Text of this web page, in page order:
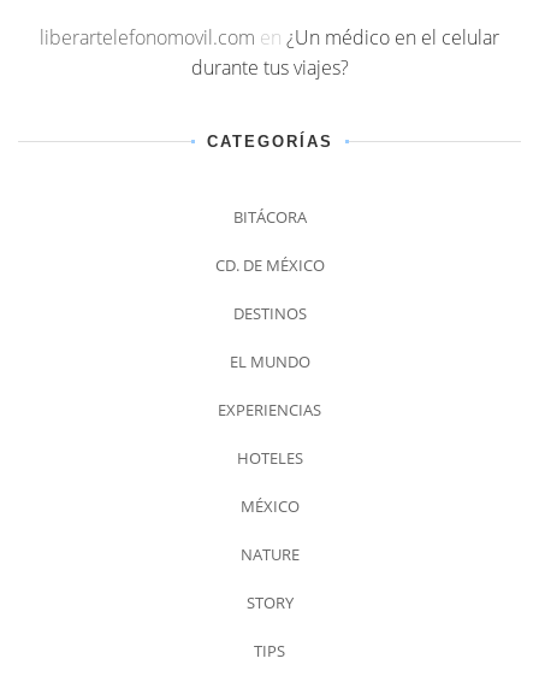
liberartelefonomovil.com en ¿Un médico en el celular
durante tus viajes?
CATEGORÍAS
BITÁCORA
CD. DE MÉXICO
DESTINOS
EL MUNDO
EXPERIENCIAS
HOTELES
MÉXICO
NATURE
STORY
TIPS